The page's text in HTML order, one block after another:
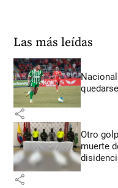
Las más leídas
share
Otro
muerte
share